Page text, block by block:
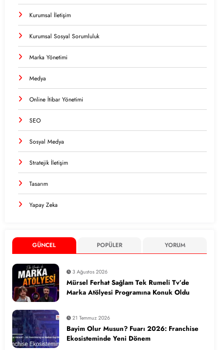
Kurumsal İletişim
Kurumsal Sosyal Sorumluluk
Marka Yönetimi
Medya
Online İtibar Yönetimi
SEO
Sosyal Medya
Stratejik İletişim
Tasarım
Yapay Zeka
GÜNCEL POPÜLER YORUM
3 Ağustos 2026
Mürsel Ferhat Sağlam Tek Rumeli Tv’de
Marka Atölyesi Programına Konuk Oldu
21 Temmuz 2026
Bayim Olur Musun? Fuarı 2026: Franchise
Ekosisteminde Yeni Dönem